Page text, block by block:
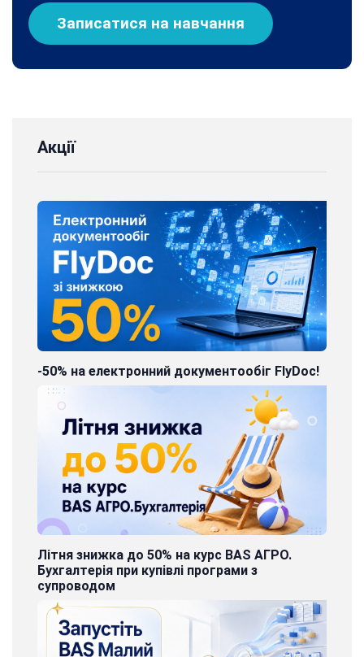
Записатися на навчання
Акції
-50% на електронний документообіг FlyDoc!
Літня знижка до 50% на курс BAS АГРО.
Бухгалтерія при купівлі програми з
супроводом